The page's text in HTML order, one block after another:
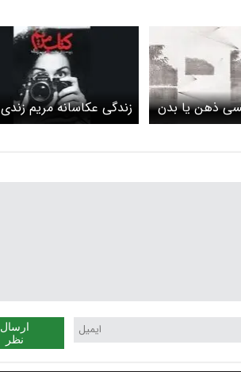
ذهن یا بدن زندگی عکاسانه مریم زندی
ارسال
نظر